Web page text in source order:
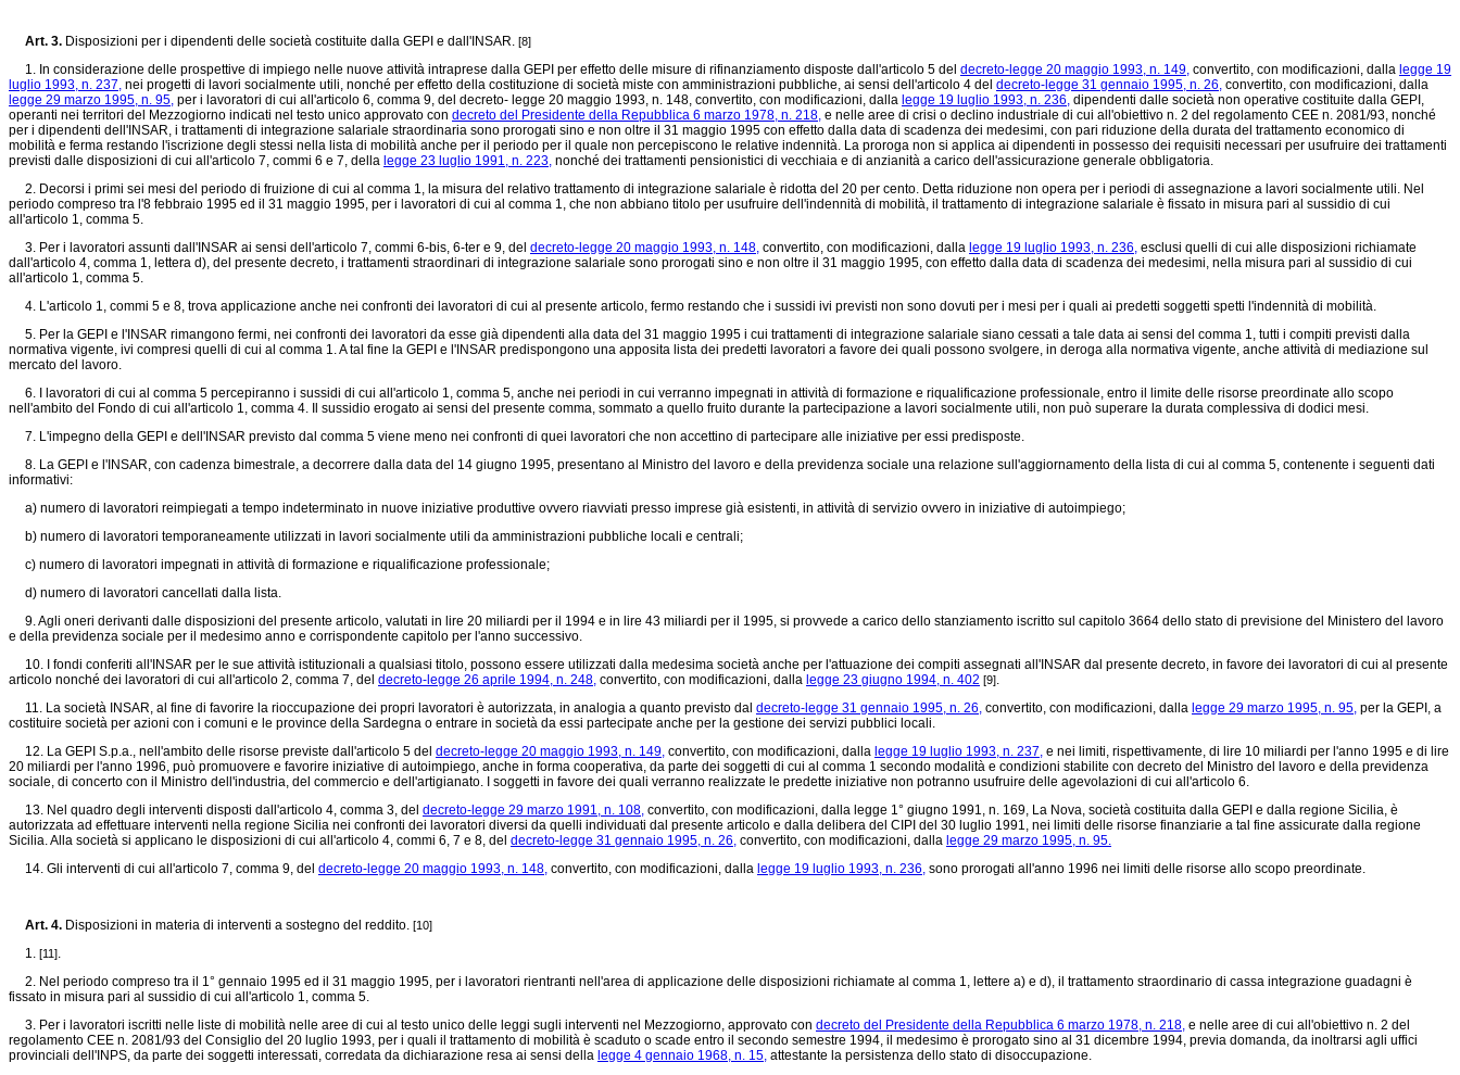
Art. 3. Disposizioni per i dipendenti delle società costituite dalla GEPI e dall'INSAR. [8]
1. In considerazione delle prospettive di impiego nelle nuove attività intraprese dalla GEPI per effetto delle misure di rifinanziamento disposte dall'articolo 5 del decreto-legge 20 maggio 1993, n. 149, convertito, con modificazioni, dalla legge 19
luglio 1993, n. 237, nei progetti di lavori socialmente utili, nonché per effetto della costituzione di società miste con amministrazioni pubbliche, ai sensi dell'articolo 4 del decreto-legge 31 gennaio 1995, n. 26, convertito, con modificazioni, dalla
legge 29 marzo 1995, n. 95, per i lavoratori di cui all'articolo 6, comma 9, del decreto- legge 20 maggio 1993, n. 148, convertito, con modificazioni, dalla legge 19 luglio 1993, n. 236, dipendenti dalle società non operative costituite dalla GEPI,
operanti nei territori del Mezzogiorno indicati nel testo unico approvato con decreto del Presidente della Repubblica 6 marzo 1978, n. 218, e nelle aree di crisi o declino industriale di cui all'obiettivo n. 2 del regolamento CEE n. 2081/93, nonché
per i dipendenti dell'INSAR, i trattamenti di integrazione salariale straordinaria sono prorogati sino e non oltre il 31 maggio 1995 con effetto dalla data di scadenza dei medesimi, con pari riduzione della durata del trattamento economico di
mobilità e ferma restando l'iscrizione degli stessi nella lista di mobilità anche per il periodo per il quale non percepiscono le relative indennità. La proroga non si applica ai dipendenti in possesso dei requisiti necessari per usufruire dei trattamenti
previsti dalle disposizioni di cui all'articolo 7, commi 6 e 7, della legge 23 luglio 1991, n. 223, nonché dei trattamenti pensionistici di vecchiaia e di anzianità a carico dell'assicurazione generale obbligatoria.
2. Decorsi i primi sei mesi del periodo di fruizione di cui al comma 1, la misura del relativo trattamento di integrazione salariale è ridotta del 20 per cento. Detta riduzione non opera per i periodi di assegnazione a lavori socialmente utili. Nel
periodo compreso tra l'8 febbraio 1995 ed il 31 maggio 1995, per i lavoratori di cui al comma 1, che non abbiano titolo per usufruire dell'indennità di mobilità, il trattamento di integrazione salariale è fissato in misura pari al sussidio di cui
all'articolo 1, comma 5.
3. Per i lavoratori assunti dall'INSAR ai sensi dell'articolo 7, commi 6-bis, 6-ter e 9, del decreto-legge 20 maggio 1993, n. 148, convertito, con modificazioni, dalla legge 19 luglio 1993, n. 236, esclusi quelli di cui alle disposizioni richiamate
dall'articolo 4, comma 1, lettera d), del presente decreto, i trattamenti straordinari di integrazione salariale sono prorogati sino e non oltre il 31 maggio 1995, con effetto dalla data di scadenza dei medesimi, nella misura pari al sussidio di cui
all'articolo 1, comma 5.
4. L'articolo 1, commi 5 e 8, trova applicazione anche nei confronti dei lavoratori di cui al presente articolo, fermo restando che i sussidi ivi previsti non sono dovuti per i mesi per i quali ai predetti soggetti spetti l'indennità di mobilità.
5. Per la GEPI e l'INSAR rimangono fermi, nei confronti dei lavoratori da esse già dipendenti alla data del 31 maggio 1995 i cui trattamenti di integrazione salariale siano cessati a tale data ai sensi del comma 1, tutti i compiti previsti dalla
normativa vigente, ivi compresi quelli di cui al comma 1. A tal fine la GEPI e l'INSAR predispongono una apposita lista dei predetti lavoratori a favore dei quali possono svolgere, in deroga alla normativa vigente, anche attività di mediazione sul
mercato del lavoro.
6. I lavoratori di cui al comma 5 percepiranno i sussidi di cui all'articolo 1, comma 5, anche nei periodi in cui verranno impegnati in attività di formazione e riqualificazione professionale, entro il limite delle risorse preordinate allo scopo
nell'ambito del Fondo di cui all'articolo 1, comma 4. Il sussidio erogato ai sensi del presente comma, sommato a quello fruito durante la partecipazione a lavori socialmente utili, non può superare la durata complessiva di dodici mesi.
7. L'impegno della GEPI e dell'INSAR previsto dal comma 5 viene meno nei confronti di quei lavoratori che non accettino di partecipare alle iniziative per essi predisposte.
8. La GEPI e l'INSAR, con cadenza bimestrale, a decorrere dalla data del 14 giugno 1995, presentano al Ministro del lavoro e della previdenza sociale una relazione sull'aggiornamento della lista di cui al comma 5, contenente i seguenti dati
informativi:
a) numero di lavoratori reimpiegati a tempo indeterminato in nuove iniziative produttive ovvero riavviati presso imprese già esistenti, in attività di servizio ovvero in iniziative di autoimpiego;
b) numero di lavoratori temporaneamente utilizzati in lavori socialmente utili da amministrazioni pubbliche locali e centrali;
c) numero di lavoratori impegnati in attività di formazione e riqualificazione professionale;
d) numero di lavoratori cancellati dalla lista.
9. Agli oneri derivanti dalle disposizioni del presente articolo, valutati in lire 20 miliardi per il 1994 e in lire 43 miliardi per il 1995, si provvede a carico dello stanziamento iscritto sul capitolo 3664 dello stato di previsione del Ministero del lavoro
e della previdenza sociale per il medesimo anno e corrispondente capitolo per l'anno successivo.
10. I fondi conferiti all'INSAR per le sue attività istituzionali a qualsiasi titolo, possono essere utilizzati dalla medesima società anche per l'attuazione dei compiti assegnati all'INSAR dal presente decreto, in favore dei lavoratori di cui al presente
articolo nonché dei lavoratori di cui all'articolo 2, comma 7, del decreto-legge 26 aprile 1994, n. 248, convertito, con modificazioni, dalla legge 23 giugno 1994, n. 402 [9].
11. La società INSAR, al fine di favorire la rioccupazione dei propri lavoratori è autorizzata, in analogia a quanto previsto dal decreto-legge 31 gennaio 1995, n. 26, convertito, con modificazioni, dalla legge 29 marzo 1995, n. 95, per la GEPI, a
costituire società per azioni con i comuni e le province della Sardegna o entrare in società da essi partecipate anche per la gestione dei servizi pubblici locali.
12. La GEPI S.p.a., nell'ambito delle risorse previste dall'articolo 5 del decreto-legge 20 maggio 1993, n. 149, convertito, con modificazioni, dalla legge 19 luglio 1993, n. 237, e nei limiti, rispettivamente, di lire 10 miliardi per l'anno 1995 e di lire
20 miliardi per l'anno 1996, può promuovere e favorire iniziative di autoimpiego, anche in forma cooperativa, da parte dei soggetti di cui al comma 1 secondo modalità e condizioni stabilite con decreto del Ministro del lavoro e della previdenza
sociale, di concerto con il Ministro dell'industria, del commercio e dell'artigianato. I soggetti in favore dei quali verranno realizzate le predette iniziative non potranno usufruire delle agevolazioni di cui all'articolo 6.
13. Nel quadro degli interventi disposti dall'articolo 4, comma 3, del decreto-legge 29 marzo 1991, n. 108, convertito, con modificazioni, dalla legge 1° giugno 1991, n. 169, La Nova, società costituita dalla GEPI e dalla regione Sicilia, è
autorizzata ad effettuare interventi nella regione Sicilia nei confronti dei lavoratori diversi da quelli individuati dal presente articolo e dalla delibera del CIPI del 30 luglio 1991, nei limiti delle risorse finanziarie a tal fine assicurate dalla regione
Sicilia. Alla società si applicano le disposizioni di cui all'articolo 4, commi 6, 7 e 8, del decreto-legge 31 gennaio 1995, n. 26, convertito, con modificazioni, dalla legge 29 marzo 1995, n. 95.
14. Gli interventi di cui all'articolo 7, comma 9, del decreto-legge 20 maggio 1993, n. 148, convertito, con modificazioni, dalla legge 19 luglio 1993, n. 236, sono prorogati all'anno 1996 nei limiti delle risorse allo scopo preordinate.
Art. 4. Disposizioni in materia di interventi a sostegno del reddito. [10]
1. [11].
2. Nel periodo compreso tra il 1° gennaio 1995 ed il 31 maggio 1995, per i lavoratori rientranti nell'area di applicazione delle disposizioni richiamate al comma 1, lettere a) e d), il trattamento straordinario di cassa integrazione guadagni è
fissato in misura pari al sussidio di cui all'articolo 1, comma 5.
3. Per i lavoratori iscritti nelle liste di mobilità nelle aree di cui al testo unico delle leggi sugli interventi nel Mezzogiorno, approvato con decreto del Presidente della Repubblica 6 marzo 1978, n. 218, e nelle aree di cui all'obiettivo n. 2 del
regolamento CEE n. 2081/93 del Consiglio del 20 luglio 1993, per i quali il trattamento di mobilità è scaduto o scade entro il secondo semestre 1994, il medesimo è prorogato sino al 31 dicembre 1994, previa domanda, da inoltrarsi agli uffici
provinciali dell'INPS, da parte dei soggetti interessati, corredata da dichiarazione resa ai sensi della legge 4 gennaio 1968, n. 15, attestante la persistenza dello stato di disoccupazione.